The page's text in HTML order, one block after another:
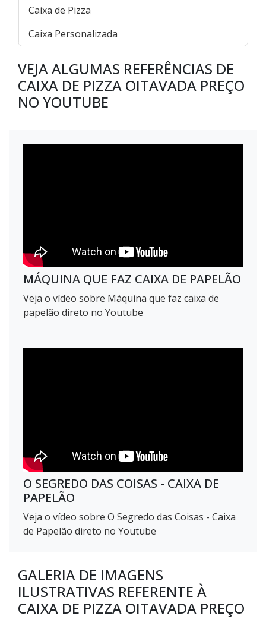
Caixa de Pizza
Caixa Personalizada
VEJA ALGUMAS REFERÊNCIAS DE
CAIXA DE PIZZA OITAVADA PREÇO
NO YOUTUBE
MÁQUINA QUE FAZ CAIXA DE PAPELÃO
Veja o vídeo sobre Máquina que faz caixa de
papelão direto no Youtube
O SEGREDO DAS COISAS - CAIXA DE
PAPELÃO
Veja o vídeo sobre O Segredo das Coisas - Caixa
de Papelão direto no Youtube
GALERIA DE IMAGENS
ILUSTRATIVAS REFERENTE À
CAIXA DE PIZZA OITAVADA PREÇO